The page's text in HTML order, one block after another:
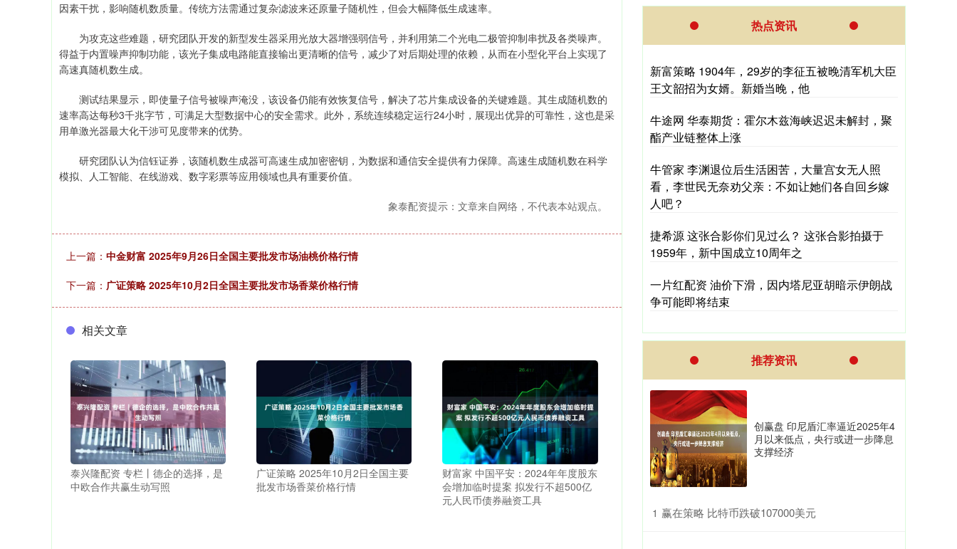
因素干扰，影响随机数质量。传统方法需通过复杂滤波来还原量子随机性，但会大幅降低生成速率。
为攻克这些难题，研究团队开发的新型发生器采用光放大器增强弱信号，并利用第二个光电二极管抑制串扰及各类噪声。
得益于内置噪声抑制功能，该光子集成电路能直接输出更清晰的信号，减少了对后期处理的依赖，从而在小型化平台上实现了
高速真随机数生成。
测试结果显示，即使量子信号被噪声淹没，该设备仍能有效恢复信号，解决了芯片集成设备的关键难题。其生成随机数的
速率高达每秒3千兆字节，可满足大型数据中心的安全需求。此外，系统连续稳定运行24小时，展现出优异的可靠性，这也是采
用单激光器最大化干涉可见度带来的优势。
研究团队认为信钰证券，该随机数生成器可高速生成加密密钥，为数据和通信安全提供有力保障。高速生成随机数在科学
模拟、人工智能、在线游戏、数字彩票等应用领域也具有重要价值。
象泰配资提示：文章来自网络，不代表本站观点。
上一篇： 中金财富 2025年9月26日全国主要批发市场油桃价格行情
下一篇： 广证策略 2025年10月2日全国主要批发市场香菜价格行情
相关文章
泰兴隆配资 专栏丨德企的选择，是
中欧合作共赢生动写照
广证策略 2025年10月2日全国主要
批发市场香菜价格行情
财富家 中国平安：2024年年度股东
会增加临时提案 拟发行不超500亿
元人民币债券融资工具
热点资讯
新富策略 1904年，29岁的李征五被晚清军机大臣
王文韶招为女婿。新婚当晚，他
牛途网 华泰期货：霍尔木兹海峡迟迟未解封，聚
酯产业链整体上涨
牛管家 李渊退位后生活困苦，大量宫女无人照
看，李世民无奈劝父亲：不如让她们各自回乡嫁
人吧？
捷希源 这张合影你们见过么？ 这张合影拍摄于
1959年，新中国成立10周年之
一片红配资 油价下滑，因内塔尼亚胡暗示伊朗战
争可能即将结束
推荐资讯
创赢盘 印尼盾汇率逼近2025年4
月以来低点，央行或进一步降息
支撑经济
1 ​赢在策略 比特币跌破107000美元